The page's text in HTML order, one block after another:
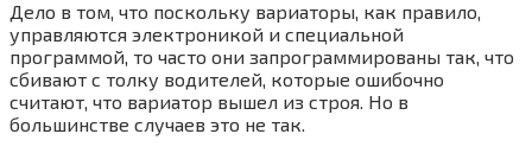
Дело в том, что поскольку вариаторы, как правило,
управляются электроникой и специальной
программой, то часто они запрограммированы так, что
сбивают с толку водителей, которые ошибочно
считают, что вариатор вышел из строя. Но в
большинстве случаев это не так.